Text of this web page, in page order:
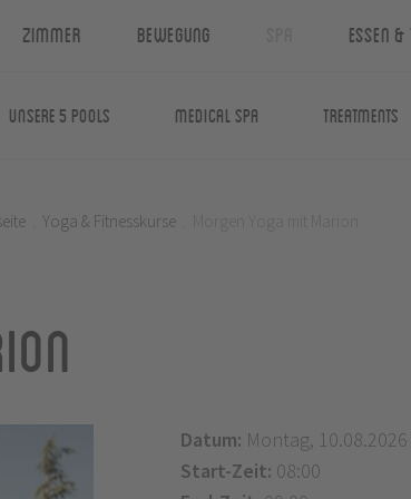
Zimmer Bewegung Essen
Unsere 5 Pools Medical Spa Treatments
Yoga & Fitnesskurse
Datum: Montag, 10.08.2026
Start-Zeit: 08:00